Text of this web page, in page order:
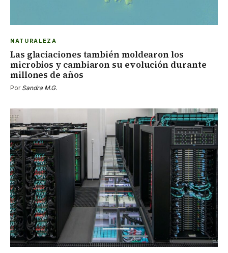
NATURALEZA
Las glaciaciones también moldearon los
microbios y cambiaron su evolución durante
millones de años
Por Sandra M.G.